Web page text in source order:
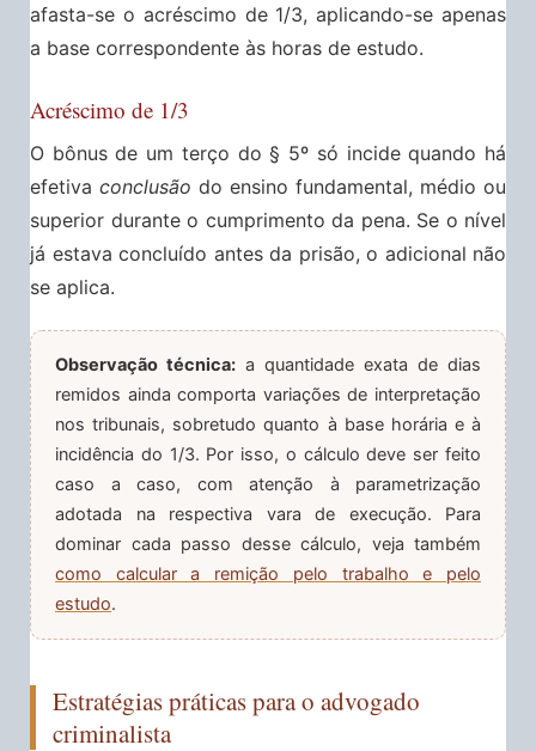
afasta-se o acréscimo de 1/3, aplicando-se apenas
a base correspondente às horas de estudo.
Acréscimo de 1/3
O bônus de um terço do § 5º só incide quando há
efetiva conclusão do ensino fundamental, médio ou
superior durante o cumprimento da pena. Se o nível
já estava concluído antes da prisão, o adicional não
se aplica.
Observação técnica: a quantidade exata de dias
remidos ainda comporta variações de interpretação
nos tribunais, sobretudo quanto à base horária e à
incidência do 1/3. Por isso, o cálculo deve ser feito
caso a caso, com atenção à parametrização
adotada na respectiva vara de execução. Para
dominar cada passo desse cálculo, veja também
como calcular a remição pelo trabalho e pelo
estudo.
Estratégias práticas para o advogado
criminalista